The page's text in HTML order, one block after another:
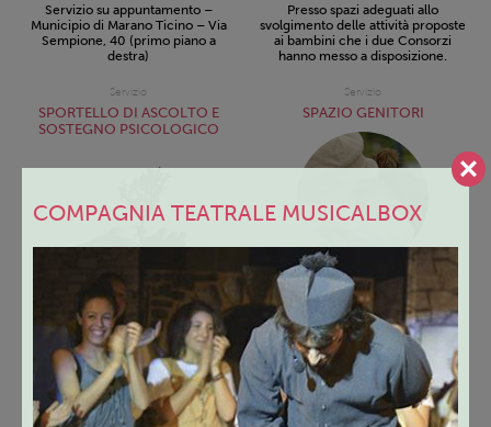
COMPAGNIA TEATRALE MUSICALBOX
Servizio su appuntamento –
Municipio di Marano Ticino – Via
Sempione, 40 (primo piano a
destra)
Presso spazi adeguati allo
svolgimento delle attività proposte
ai bambini che i due Consorzi
hanno messo a disposizione.
Servizio
SPORTELLO DI ASCOLTO E
SOSTEGNO PSICOLOGICO
Nelle mattine di lunedì,
martedì e mercoledì previo
appuntamento telefonico.
Viale Libertà, 30, 28021
Borgomanero (NO) – presso
Centro per le Famiglie
Servizio
SPAZIO GENITORI
Dal lunedì al venerdì previo
appuntamento telefonico
Presso la sede del Centro per le
famiglia – uffici territoriali del
C.I.S.S. – Viale Libertà, 30,
Borgomanero
Servizio Servizio